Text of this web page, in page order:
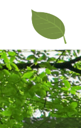
テ
ン
ツ
へ